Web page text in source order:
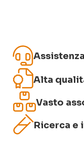
Alta
Vasto
Ricerca e